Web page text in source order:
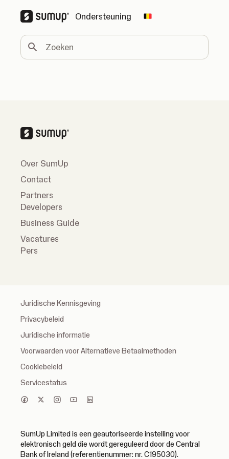
Ondersteuning Change country
Zoeken
Over SumUp
Contact
Partners
Developers
Business Guide
Vacatures
Pers
Juridische Kennisgeving
Privacybeleid
Juridische informatie
Voorwaarden voor Alternatieve Betaalmethoden
Cookiebeleid
Servicestatus
SumUp Limited is een geautoriseerde instelling voor
elektronisch geld die wordt gereguleerd door de Central
Bank of Ireland (referentienummer: nr. C195030).